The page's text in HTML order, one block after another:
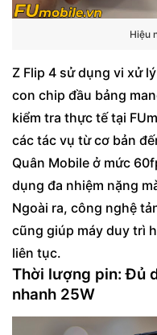
Hiệu
Z Flip 4 sử dụng vi xử
con chip đầu bảng
kiểm tra thực tế tại
các tác vụ từ cơ bản
Quân Mobile ở mức
dụng đa nhiệm nặng
Ngoài ra, công nghệ
cũng giúp máy duy trì
liên tục.
Thời lượng pin: Đủ
nhanh 25W